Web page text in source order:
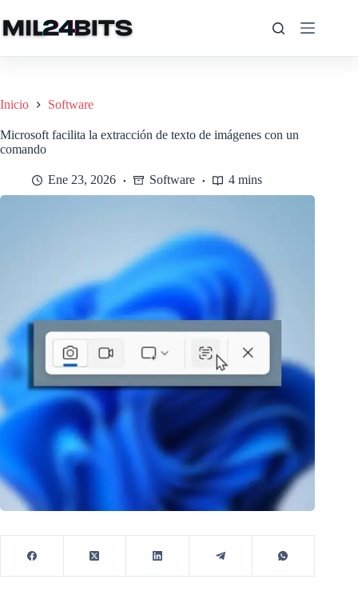
al
contenido
Inicio Software
Microsoft facilita la extracción de texto de imágenes con un
comando
Ene 23, 2026 Software 4 mins